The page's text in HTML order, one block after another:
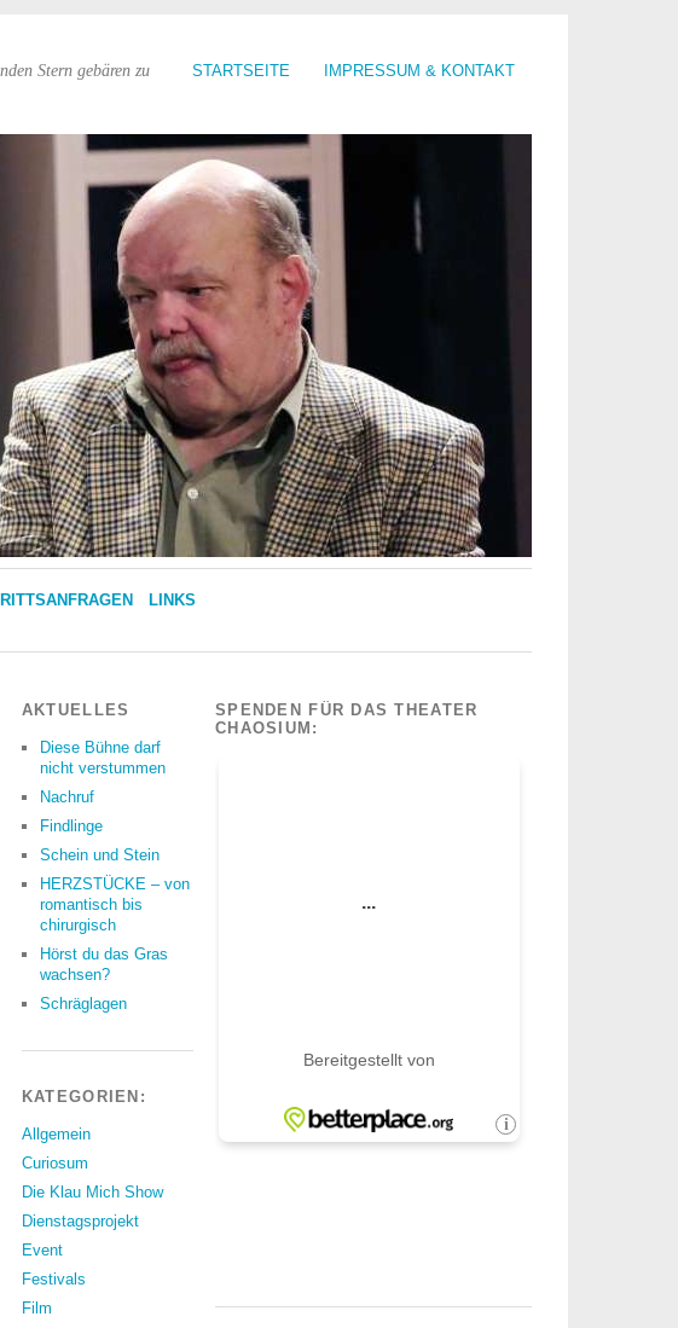
STARTSEITE IMPRESSUM & KONTAKT
Stern gebären zu
LINKS
AKTUELLES
Diese Bühne darf
nicht verstummen
Nachruf
Findlinge
Schein und Stein
HERZSTÜCKE – von
romantisch bis
chirurgisch
Hörst du das Gras
wachsen?
Schräglagen
KATEGORIEN:
Allgemein
Curiosum
Die Klau Mich Show
Dienstagsprojekt
Event
Festivals
Film
SPENDEN FÜR DAS THEATER
CHAOSIUM: